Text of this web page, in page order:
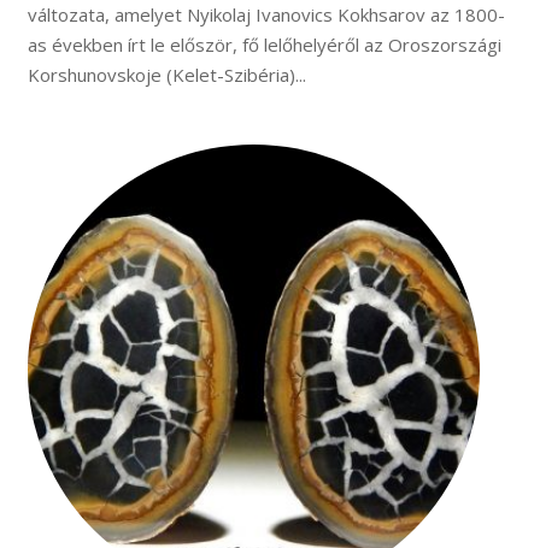
változata, amelyet Nyikolaj Ivanovics Kokhsarov az 1800-
as években írt le először, fő lelőhelyéről az Oroszországi
Korshunovskoje (Kelet-Szibéria)...